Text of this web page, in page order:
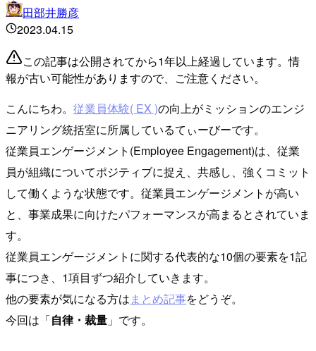
田部井勝彦
2023.04.15
この記事は公開されてから1年以上経過しています。情
報が古い可能性がありますので、ご注意ください。
こんにちわ。 従業員体験( EX )の向上がミッションのエンジ
ニアリング統括室に所属しているてぃーびーです。
従業員エンゲージメント(Employee Engagement)は、従業
員が組織についてポジティブに捉え、共感し、強くコミット
して働くような状態です。従業員エンゲージメントが高い
と、事業成果に向けたパフォーマンスが高まるとされていま
す。
従業員エンゲージメントに関する代表的な10個の要素を1記
事につき、1項目ずつ紹介していきます。
他の要素が気になる方はまとめ記事をどうぞ。
今回は「自律・裁量 」です。